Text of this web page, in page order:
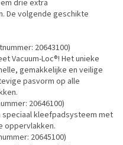
drie extra
De volgende geschikte
20643100)
Vacuum-Loc®! Het unieke
gemakkelijke en veilige
pasvorm op alle
20646100)
speciaal kleefpadsysteem met
oppervlakken.
20645100)